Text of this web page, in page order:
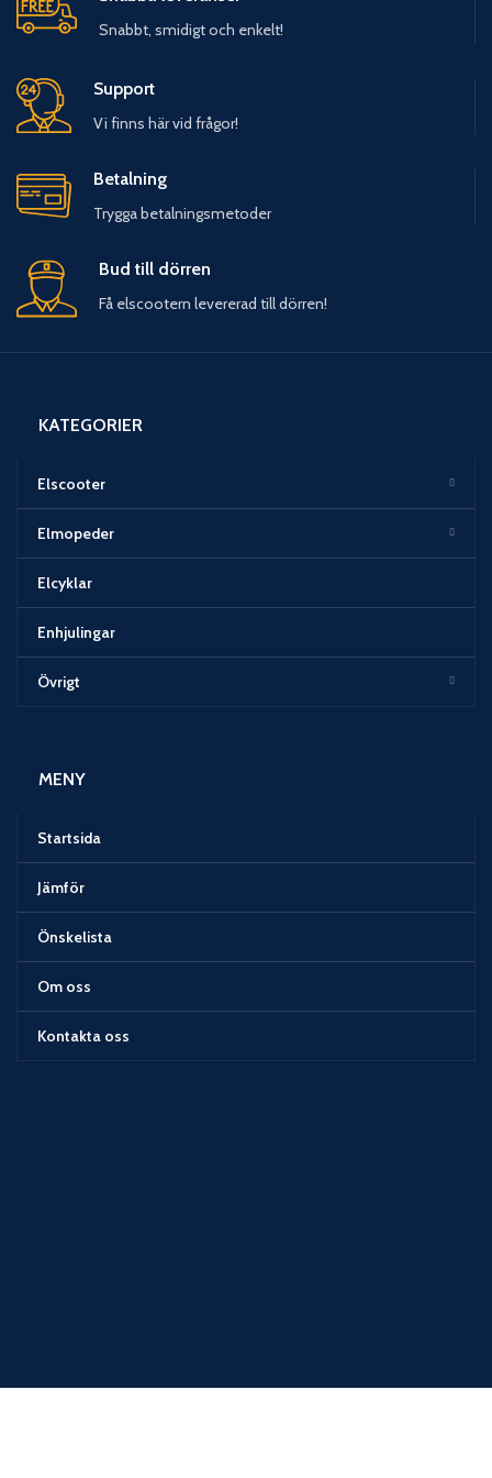
Snabbt, smidigt och enkelt!
Support
Vi finns här vid frågor!
Betalning
Trygga betalningsmetoder
Bud till dörren
Få elscootern levererad till dörren!
KATEGORIER
Elscooter
Elmopeder
Elcyklar
Enhjulingar
Övrigt
MENY
Startsida
Jämför
Önskelista
Om oss
Kontakta oss